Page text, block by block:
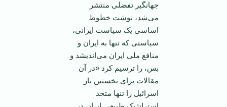
جهانگیر تفضلی منتشر
می‌شد، نوشت خطوط
اساسی یک سیاست ایرانی،
سیاستی که تنها به ایران و
منافع ملی ایران می‌اندیشد و
بس، را ترسیم کرد «در آن
مقالات برای نخستین بار
اسرائیل را تنها متحد